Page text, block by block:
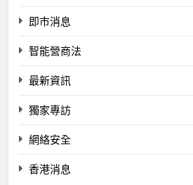
即市消息
智能營商法
最新資訊
獨家專訪
網絡安全
香港消息